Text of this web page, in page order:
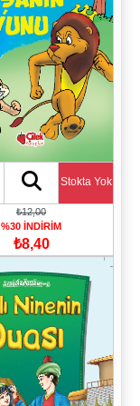
Stokta Yok
₺12,00
%30 İNDİRİM
₺8,40